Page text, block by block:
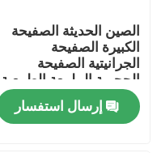
الصين الحديثة الصفيحة
الكبيرة الصفيحة
الجرانيتية الصفيحة
الحجرية الملمعة الطبيعية
المقطوعة حسب الحجم
الصينية اللون الوردي
إرسال استفسار